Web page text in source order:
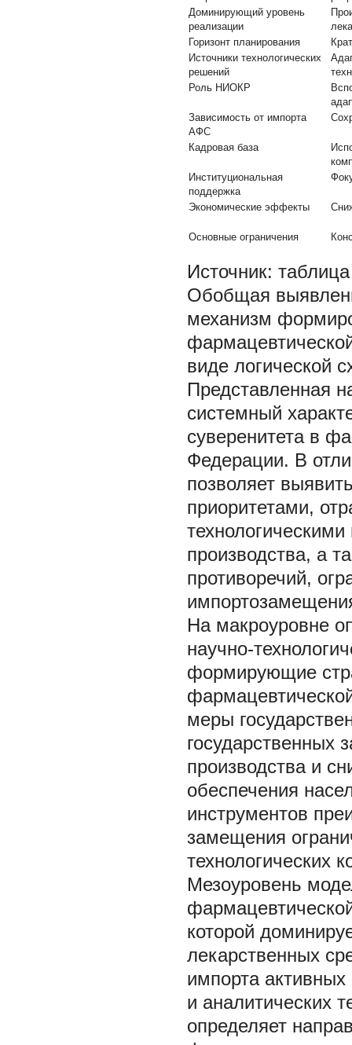
Доминирующий уровень
реализации
Горизонт планирования
Источники технологических
решений
Роль НИОКР
Зависимость от импорта
АФС
Кадровая база
Институциональная
поддержка
Экономические эффекты
Основные ограничения
Источник:
Обобщая
механизм
виде логической
Представленная
системный
суверенитета в
Федерации. В
позволяет
приоритетами,
производства, а
противоречий,
На макроуровне
научно-
формирующие
меры
государственных
производства и
обеспечения
инструментов
замещения
технологических
Мезоуровень
которой
лекарственных
импорта
и аналитических
определяет